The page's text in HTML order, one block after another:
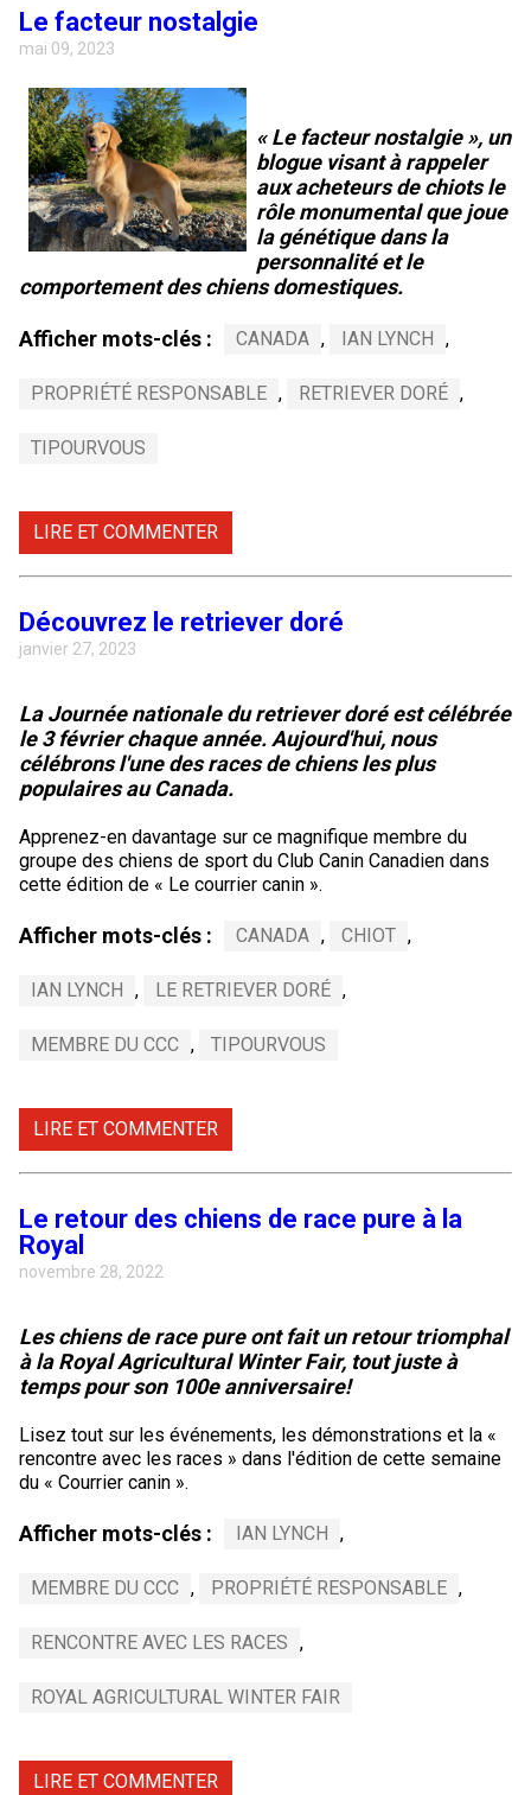
Le facteur nostalgie
mai 09, 2023
« Le facteur nostalgie », un
blogue visant à rappeler
aux acheteurs de chiots le
rôle monumental que joue
la génétique dans la
personnalité et le
comportement des chiens domestiques.
Afficher mots-clés : CANADA , IAN LYNCH ,
PROPRIÉTÉ RESPONSABLE , RETRIEVER DORÉ ,
TIPOURVOUS
LIRE ET COMMENTER
Découvrez le retriever doré
janvier 27, 2023
La Journée nationale du retriever doré est célébrée
le 3 février chaque année. Aujourd'hui, nous
célébrons l'une des races de chiens les plus
populaires au Canada.
Apprenez-en davantage sur ce magnifique membre du
groupe des chiens de sport du Club Canin Canadien dans
cette édition de « Le courrier canin ».
Afficher mots-clés : CANADA , CHIOT ,
IAN LYNCH , LE RETRIEVER DORÉ ,
MEMBRE DU CCC , TIPOURVOUS
LIRE ET COMMENTER
Le retour des chiens de race pure à la
Royal
novembre 28, 2022
Les chiens de race pure ont fait un retour triomphal
à la Royal Agricultural Winter Fair, tout juste à
temps pour son 100e anniversaire!
Lisez tout sur les événements, les démonstrations et la «
rencontre avec les races » dans l'édition de cette semaine
du « Courrier canin ».
Afficher mots-clés : IAN LYNCH ,
MEMBRE DU CCC , PROPRIÉTÉ RESPONSABLE ,
RENCONTRE AVEC LES RACES ,
ROYAL AGRICULTURAL WINTER FAIR
LIRE ET COMMENTER